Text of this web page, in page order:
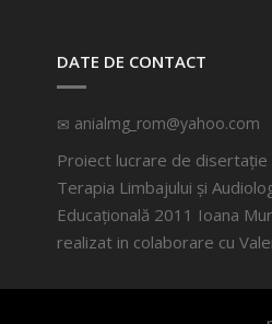
DATE DE CONTACT
anialmg_rom@yahoo.com
Proiect lucrare de
Terapia Limbajului și
Educațională 2011 Ioana
realizat in colaborare cu